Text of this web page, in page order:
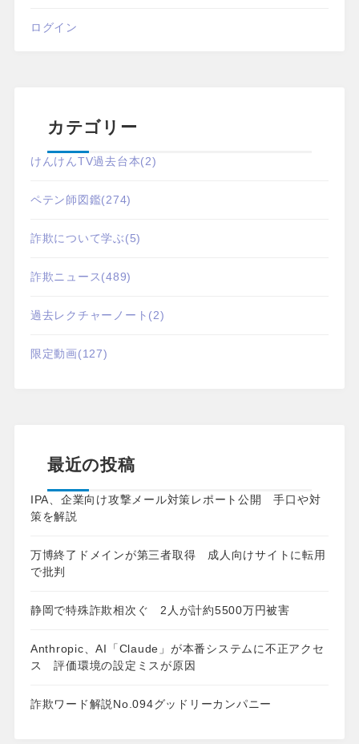
ログイン
カテゴリー
けんけんTV過去台本(2)
ペテン師図鑑(274)
詐欺について学ぶ(5)
詐欺ニュース(489)
過去レクチャーノート (2)
限定動画(127)
最近の投稿
IPA、企業向け攻撃メール対策レポート公開 手口や対
策を解説
万博終了ドメインが第三者取得 成人向けサイトに転用
で批判
静岡で特殊詐欺相次ぐ 2人が計約5500万円被害
Anthropic、AI「Claude」が本番システムに不正アクセ
ス 評価環境の設定ミスが原因
詐欺ワード解説No.094グッドリーカンパニー